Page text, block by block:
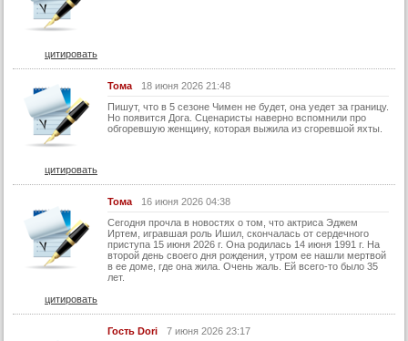
цитировать
Тома
18 июня 2026 21:48
Пишут, что в 5 сезоне Чимен не будет, она уедет за границу.
Но появится Дога. Сценаристы наверно вспомнили про
обгоревшую женщину, которая выжила из сгоревшой яхты.
цитировать
Тома
16 июня 2026 04:38
Сегодня прочла в новостях о том, что актриса Эджем
Иртем, игравшая роль Ишил, скончалась от сердечного
приступа 15 июня 2026 г. Она родилась 14 июня 1991 г. На
второй день своего дня рождения, утром ее нашли мертвой
в ее доме, где она жила. Очень жаль. Ей всего-то было 35
лет.
цитировать
Гость Dori 7 июня 2026 23:17